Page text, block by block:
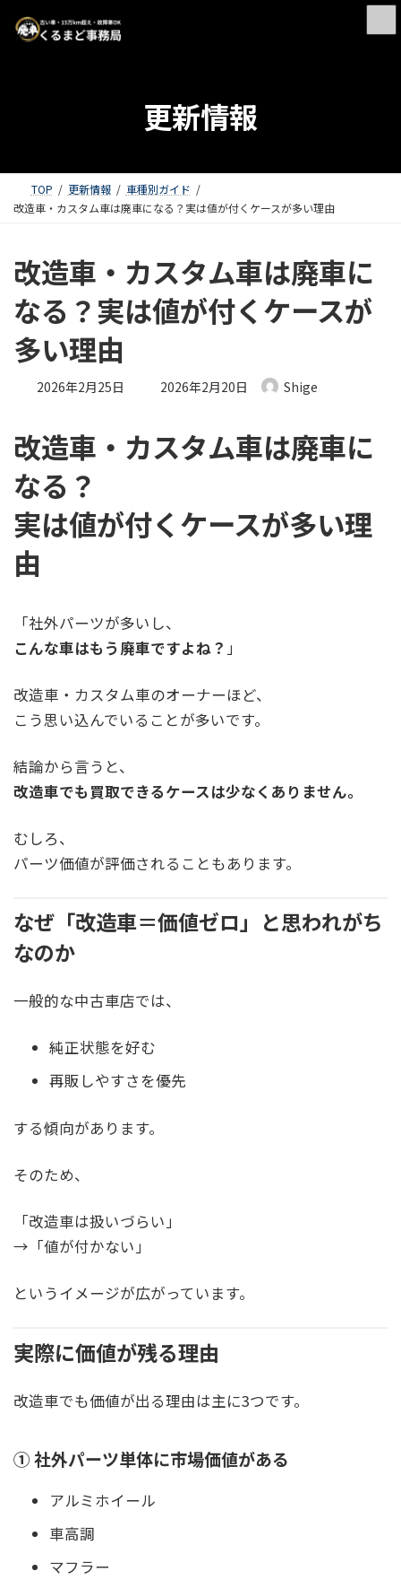
更新情報
TOP 更新情報
車種別ガイド
改造車・カスタム車は廃車になる？実は値が付くケースが多い理由
改造車・カスタム車は廃車に
なる？実は値が付くケースが
多い理由
2026年2月25日 最終更新日時 :
2026年2月20日 Shige
改造車・カスタム車は廃車に
なる？
実は値が付くケースが多い理
由
「社外パーツが多いし、
こんな車はもう廃車ですよね？ 」
改造車・カスタム車のオーナーほど、
こう思い込んでいることが多いです。
結論から言うと、
改造車でも買取できるケースは少なくありません。
むしろ、
パーツ価値が評価されることもあります。
なぜ「改造車＝価値ゼロ」と思われがち
なのか
一般的な中古車店では、
純正状態を好む
再販しやすさを優先
する傾向があります。
そのため、
「改造車は扱いづらい」
→「値が付かない」
というイメージが広がっています。
実際に価値が残る理由
改造車でも価値が出る理由は主に3つです。
① 社外パーツ単体に市場価値がある
アルミホイール
車高調
マフラー